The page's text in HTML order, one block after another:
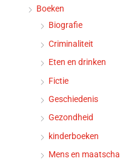
Boeken
Biografie
Criminaliteit
Eten en drinken
Fictie
Geschiedenis
Gezondheid
kinderboeken
Mens en